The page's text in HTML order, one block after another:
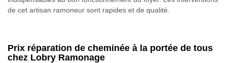
de cet artisan ramoneur sont rapides et de qualité.
Prix réparation de cheminée à la portée de tous
chez Lobry Ramonage